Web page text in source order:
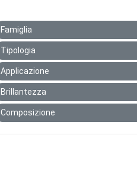
Famiglia
Tipologia
Applicazione
Brillantezza
Composizione